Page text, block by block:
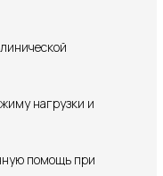
нагрузки и
помощь при